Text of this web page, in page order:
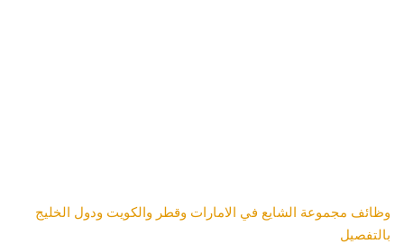
وظائف مجموعة الشايع في الامارات وقطر والكويت ودول الخليج
بالتفصيل